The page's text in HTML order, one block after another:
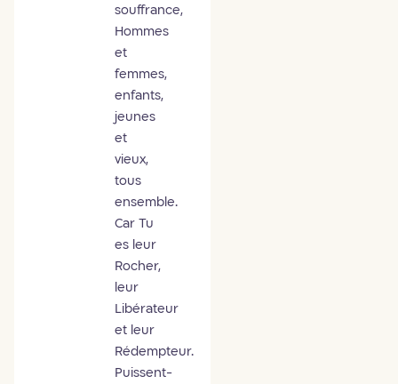
souffrance,
Hommes
et
femmes,
enfants,
jeunes
et
vieux,
tous
ensemble.
Car Tu
es leur
Rocher,
leur
Libérateur
et leur
Rédempteur.
Puissent-